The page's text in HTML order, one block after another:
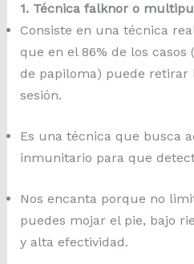
1. Técnica falknor o
Consiste en una técnica
que en el 86% de los casos
de papiloma) puede retirar
sesión.
Es una técnica que busca
inmunitario para que
Nos encanta porque no
puedes mojar el pie, bajo
y alta efectividad.